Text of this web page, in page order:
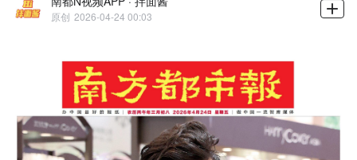
原创 2026-04-24 00:03